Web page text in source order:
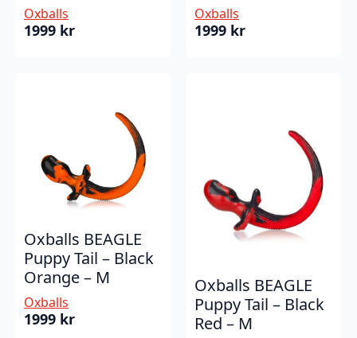
Oxballs
1999 kr
Oxballs
1999 kr
Oxballs BEAGLE
Puppy Tail – Black
Orange – M
Oxballs
1999 kr
Oxballs BEAGLE
Puppy Tail – Black
Red – M